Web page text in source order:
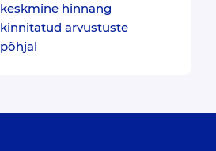
keskmine hinnang
kinnitatud arvustuste
põhjal